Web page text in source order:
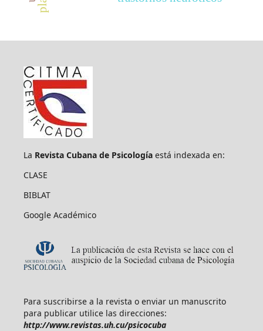
La Revista Cubana de Psicologíaestá indexada en:
CLASE
BIBLAT
Google Académico
Para suscribirse a la revista o enviar un manuscrito
para publicar utilice las direcciones:
http://www.revistas.uh.cu/psicocuba